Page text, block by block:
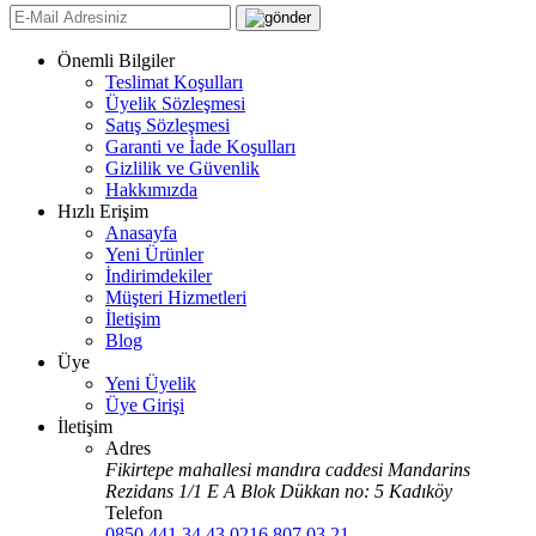
Önemli Bilgiler
Teslimat Koşulları
Üyelik Sözleşmesi
Satış Sözleşmesi
Garanti ve İade Koşulları
Gizlilik ve Güvenlik
Hakkımızda
Hızlı Erişim
Anasayfa
Yeni Ürünler
İndirimdekiler
Müşteri Hizmetleri
İletişim
Blog
Üye
Yeni Üyelik
Üye Girişi
İletişim
Adres
Fikirtepe mahallesi mandıra caddesi Mandarins
Rezidans 1/1 E A Blok Dükkan no: 5 Kadıköy
Telefon